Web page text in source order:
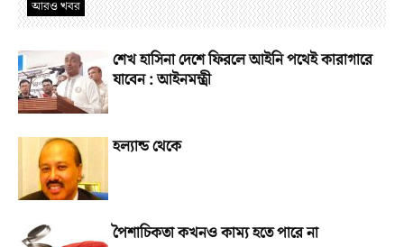
আরও খবর
শেখ হাসিনা দেশে ফিরলে আইনি পথেই কারাগারে
যাবেন : আইনমন্ত্রী
হল্যান্ড থেকে
পৈশাচিকতা কখনও কাম্য হতে পারে না